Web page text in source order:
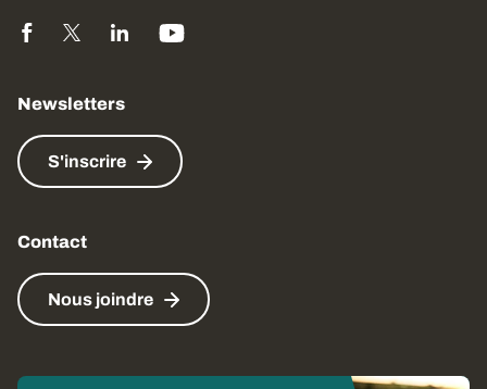
Newsletters
S'inscrire
Contact
Nous joindre